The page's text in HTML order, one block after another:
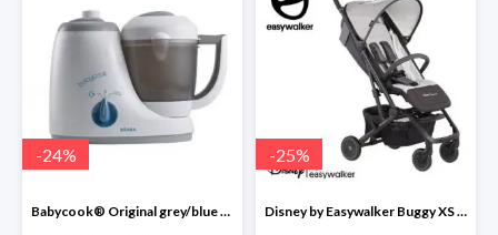
-24%
Babycook® Original grey/blue Beaba
-25%
Disney by Easywalker Buggy XS Wózek spacerowy z osłonką przeciwdeszczową Mickey Shield